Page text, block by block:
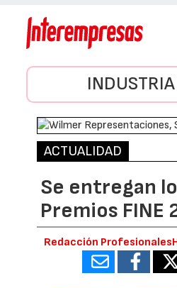
ACTUALIDAD
Se entregan
Premios FINE
Redacción